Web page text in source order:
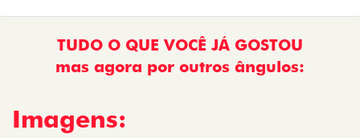
TUDO O QUE VOCÊ JÁ GOSTOU
mas agora por outros ângulos:
Imagens: